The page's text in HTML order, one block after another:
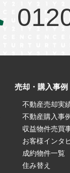
売却・購入事例
不動産売却実
不動産購入事例
収益物件売買
お客様インタ
成約物件一覧
住み替え